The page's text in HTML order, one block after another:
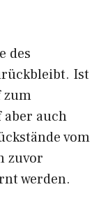
des
Ist
zum
auch
vom
zuvor
werden.